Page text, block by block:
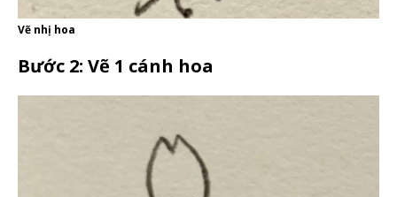
Vẽ nhị hoa
Bước 2: Vẽ 1 cánh hoa